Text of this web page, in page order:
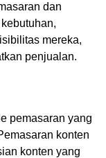
dan
mereka,
penjualan.
pemasaran yang
konten
konten yang